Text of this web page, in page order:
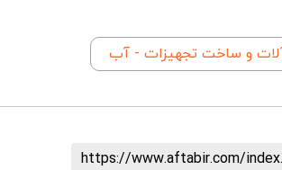
و ساخت تجهیزات - آب
https://www.aftabir.com/